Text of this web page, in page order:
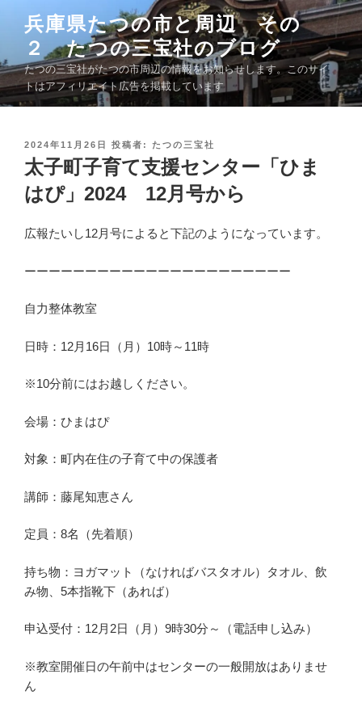
ン
ツ
へ
兵庫県たつの市と周辺 その
２ たつの三宝社のブログ
たつの三宝社がたつの市周辺の情報をお知らせします。このサイ
トはアフィリエイト広告を掲載しています
投
稿
日
:
2024年11月26日 投稿者: たつの三宝社
太子町子育て支援センター「ひま
はぴ」2024 12月号から
広報たいし12月号によると下記のようになっています。
ーーーーーーーーーーーーーーーーーーーーーー
自力整体教室
日時：12月16日（月）10時～11時
※10分前にはお越しください。
会場：ひまはぴ
対象：町内在住の子育て中の保護者
講師：藤尾知恵さん
定員：8名（先着順）
持ち物：ヨガマット（なければバスタオル）タオル、飲
み物、5本指靴下（あれば）
申込受付：12月2日（月）9時30分～（電話申し込み）
※教室開催日の午前中はセンターの一般開放はありませ
ん